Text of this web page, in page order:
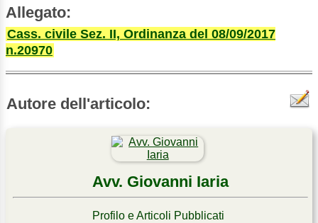
Allegato:
Cass. civile Sez. II, Ordinanza del 08/09/2017
n.20970
Autore dell'articolo:
Avv. Giovanni Iaria
Profilo e Articoli Pubblicati